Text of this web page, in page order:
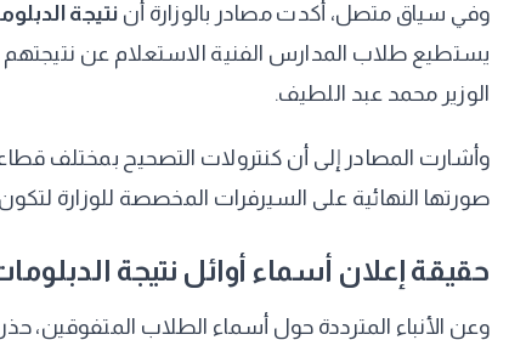
​وفي سياق متصل، أكدت مصادر بالوزارة أن نتيجة
يستطيع طلاب المدارس الفنية الاستعلام عن
الوزير محمد عبد اللطيف.
​وأشارت المصادر إلى أن كنترولات التصحيح بمختلف
صورتها النهائية على السيرفرات المخصصة للوزارة
​حقيقة إعلان أسماء أوائل نتيجة
​وعن الأنباء المترددة حول أسماء الطلاب المتفوقين،